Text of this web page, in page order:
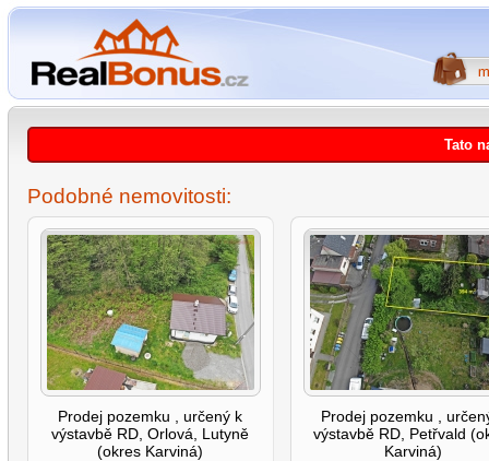
Tato
Podobné nemovitosti:
Prodej pozemku , určený k
výstavbě RD, Orlová, Lutyně
(okres Karviná)
Prodej pozemku ,
výstavbě RD, Petřvald
Karviná)